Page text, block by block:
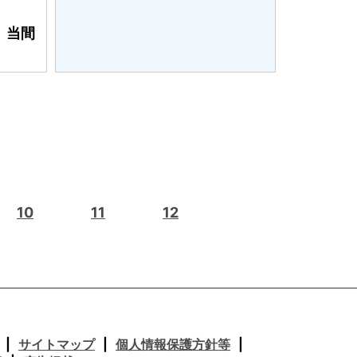
当間
10 11 12
サイトマップ
個人情報保護方針等